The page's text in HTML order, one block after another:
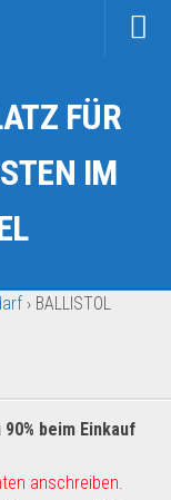
FÜR
IM
› BALLISTOL
beim Einkauf
anschreiben.